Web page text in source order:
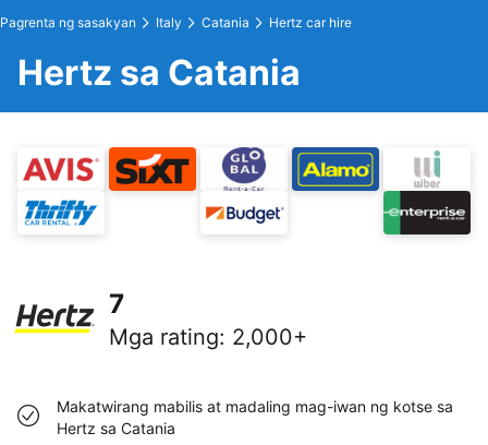
Pagrenta ng sasakyan Italy Catania Hertz car hire
Hertz sa Catania
7
Mga rating: 2,000+
Makatwirang mabilis at madaling mag-iwan ng kotse sa
Hertz sa Catania